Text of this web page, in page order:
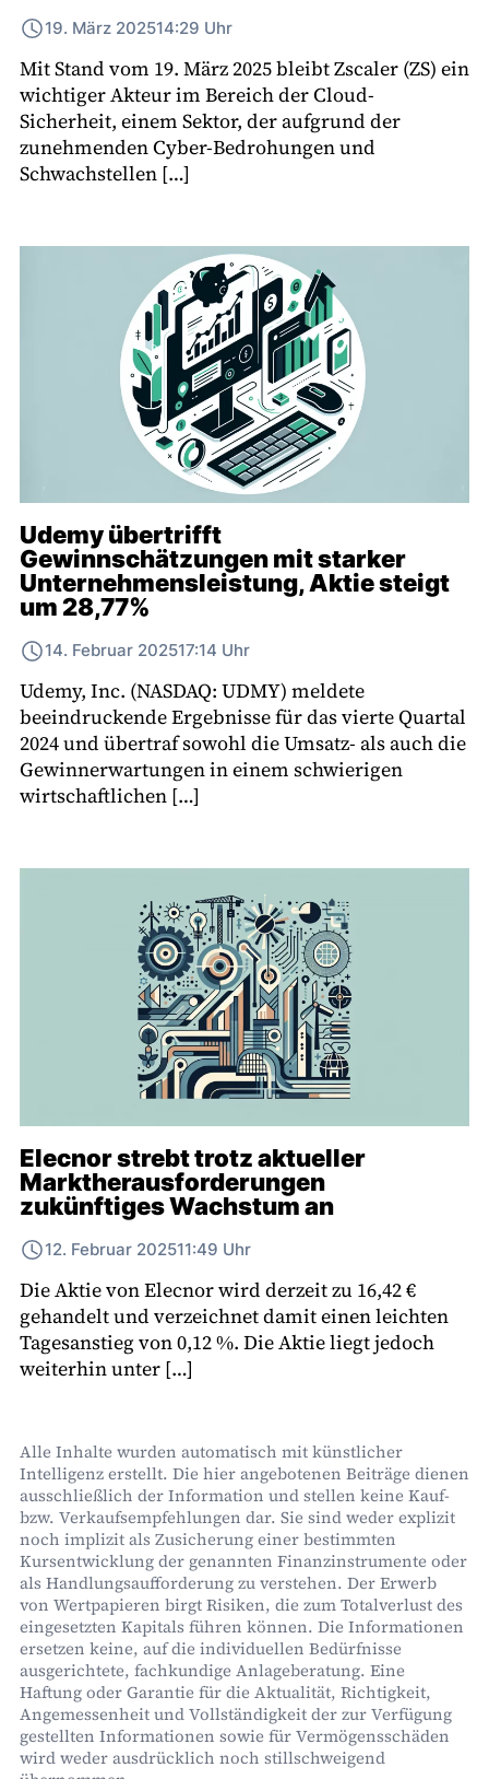
19. März 202514:29 Uhr
Mit Stand vom 19. März 2025 bleibt Zscaler (ZS) ein
wichtiger Akteur im Bereich der Cloud-
Sicherheit, einem Sektor, der aufgrund der
zunehmenden Cyber-Bedrohungen und
Schwachstellen […]
Udemy übertrifft
Gewinnschätzungen mit starker
Unternehmensleistung, Aktie steigt
um 28,77%
14. Februar 202517:14 Uhr
Udemy, Inc. (NASDAQ: UDMY) meldete
beeindruckende Ergebnisse für das vierte Quartal
2024 und übertraf sowohl die Umsatz- als auch die
Gewinnerwartungen in einem schwierigen
wirtschaftlichen […]
Elecnor strebt trotz aktueller
Marktherausforderungen
zukünftiges Wachstum an
12. Februar 202511:49 Uhr
Die Aktie von Elecnor wird derzeit zu 16,42 €
gehandelt und verzeichnet damit einen leichten
Tagesanstieg von 0,12 %. Die Aktie liegt jedoch
weiterhin unter […]
Alle Inhalte wurden automatisch mit künstlicher
Intelligenz erstellt. Die hier angebotenen Beiträge dienen
ausschließlich der Information und stellen keine Kauf-
bzw. Verkaufsempfehlungen dar. Sie sind weder explizit
noch implizit als Zusicherung einer bestimmten
Kursentwicklung der genannten Finanzinstrumente oder
als Handlungsaufforderung zu verstehen. Der Erwerb
von Wertpapieren birgt Risiken, die zum Totalverlust des
eingesetzten Kapitals führen können. Die Informationen
ersetzen keine, auf die individuellen Bedürfnisse
ausgerichtete, fachkundige Anlageberatung. Eine
Haftung oder Garantie für die Aktualität, Richtigkeit,
Angemessenheit und Vollständigkeit der zur Verfügung
gestellten Informationen sowie für Vermögensschäden
wird weder ausdrücklich noch stillschweigend